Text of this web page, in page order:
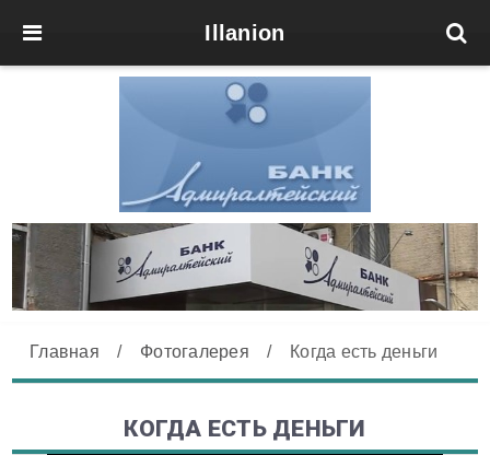
Illanion
Главная / Фотогалерея / Когда есть деньги
КОГДА ЕСТЬ ДЕНЬГИ